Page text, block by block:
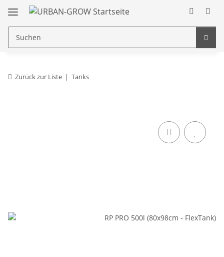
Zurück zur Liste Tanks